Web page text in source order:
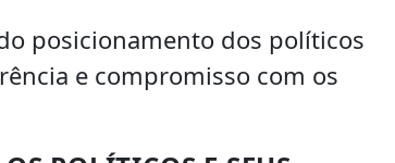
posicionamento dos políticos
e compromisso com os